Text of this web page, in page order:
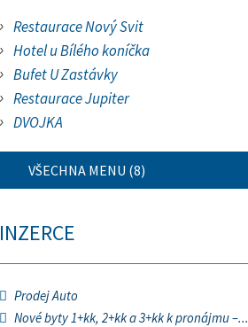
Restaurace Nový Svit
Hotel u Bílého koníčka
Bufet U Zastávky
Restaurace Jupiter
DVOJKA
VŠECHNA MENU (8)
INZERCE
Prodej Auto
Nové byty 1+kk, 2+kk a 3+kk k pronájmu –...